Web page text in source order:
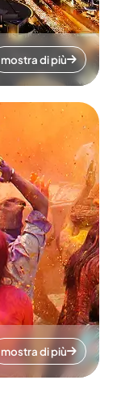
mostra di più
mostra di più